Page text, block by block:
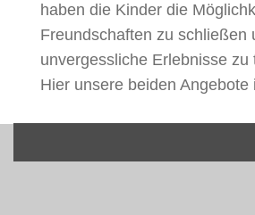
haben die Kinder die
Freundschaften zu schließen
unvergessliche Erlebnisse zu
Hier unsere beiden Angebote